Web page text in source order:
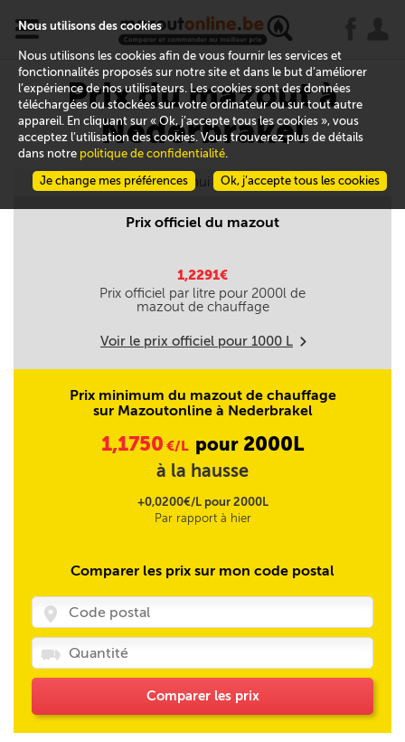
x
Prix du mazout à
Nederbrakel
Aujourd'hui le 08/08
Prix officiel du mazout
1,2291€
Prix officiel par litre pour 2000l de
mazout de chauffage
Voir le prix officiel pour 1000 L m
Prix minimum du mazout de chauffage
sur Mazoutonline à Nederbrakel
1,1750 €/L pour 2000L
à la hausse
+0,0200€/L pour 2000L
Par rapport à hier
Comparer les prix sur mon code postal
Comparer les prix
Nous utilisons des cookies
Nous utilisons les cookies afin de vous fournir les services et
fonctionnalités proposés sur notre site et dans le but d’améliorer
l’expérience de nos utilisateurs. Les cookies sont des données
téléchargées ou stockées sur votre ordinateur ou sur tout autre
appareil. En cliquant sur « Ok, j’accepte tous les cookies », vous
acceptez l’utilisation des cookies. Vous trouverez plus de détails
dans notre politique de confidentialité.
Ok, j’accepte tous les cookies
Je change mes préférences